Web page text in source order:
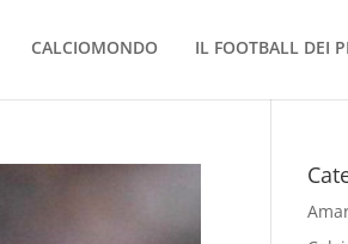
CALCIOMONDO IL FOOTBALL DEI